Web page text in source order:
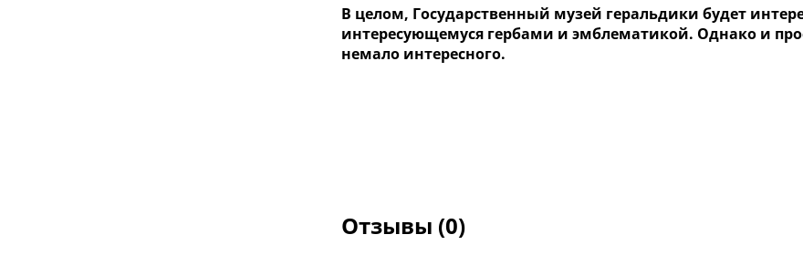
В целом, Государственный музей геральдики будет
интересующемуся гербами и эмблематикой. Однако и
немало интересного.
Отзывы (0)